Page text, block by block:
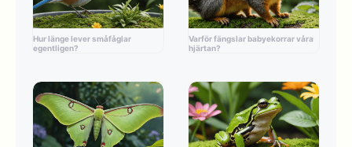
Hur länge lever småfåglar
egentligen?
Varför fängslar babyekorrar våra
hjärtan?